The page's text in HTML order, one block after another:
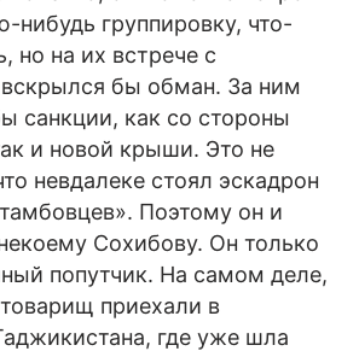
нибудь группировку, что-
но на их встрече с
бы обман. За ним
санкции, как со стороны
и новой крыши. Это не
невдалеке стоял эскадрон
Поэтому он и
Сохибову. Он только
попутчик. На самом деле,
приехали в
где уже шла